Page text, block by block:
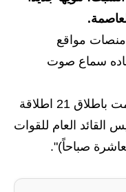
الاقتصادية
الرياضية
وقرارات وزارة التربية
الامتحانات
الابتدائية
منصات مواقع
سماع صوت
وأضافت ان "المدفعية العراقية قامت باطلاق 21 اطلاقة
القائد العام للقوات
صباحاً)".